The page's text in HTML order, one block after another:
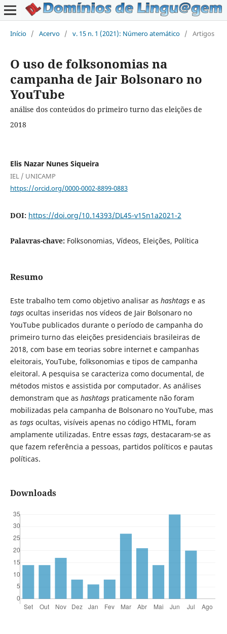
Início / Acervo / v. 15 n. 1 (2021): Número atemático / Artigos
O uso de folksonomias na
campanha de Jair Bolsonaro no
YouTube
análise dos conteúdos do primeiro turno das eleições de
2018
Elis Nazar Nunes Siqueira
IEL / UNICAMP
https://orcid.org/0000-0002-8899-0883
DOI: https://doi.org/10.14393/DL45-v15n1a2021-2
Palavras-chave: Folksonomias, Vídeos, Eleições, Política
Resumo
Este trabalho tem como objetivo analisar as hashtagse as
tagsocultas inseridas nos vídeos de Jair Bolsonaro no
YouTube publicados durante o período de campanha do
primeiro turno das eleições presidenciais brasileiras de
2018, com base em teorias sobre internet e campanhas
eleitorais, YouTube, folksonomias e tipos de campanha
eleitoral. A pesquisa se caracteriza como documental, de
métodos mistos e assistida por computador. As análises
demonstram que as hashtagspraticamente não foram
mobilizadas pela campanha de Bolsonaro no YouTube, mas
as tagsocultas, visíveis apenas no código HTML, foram
amplamente utilizadas. Entre essas tags, destacaram-se as
que fazem referência a pessoas, partidos políticos e pautas
políticas.
Downloads